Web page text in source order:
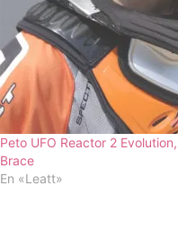
Peto UFO Reactor 2
Brace
En «Leatt»